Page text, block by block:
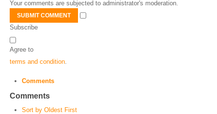
Your comments are subjected to administrator's moderation.
SUBMIT COMMENT
Subscribe
Agree to
terms and condition
Comments
Comments
Sort by Oldest First